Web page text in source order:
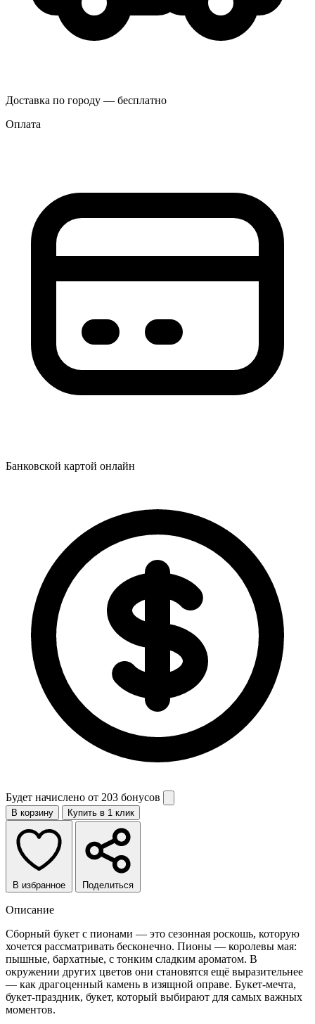
Доставка по городу — бесплатно
Оплата
Банковской картой онлайн
Будет начислено от 203 бонусов
В корзину Купить в 1 клик
В избранное Поделиться
Описание
Сборный букет с пионами — это сезонная роскошь, которую
хочется рассматривать бесконечно. Пионы — королевы мая:
пышные, бархатные, с тонким сладким ароматом. В
окружении других цветов они становятся ещё выразительнее
— как драгоценный камень в изящной оправе. Букет-мечта,
букет-праздник, букет, который выбирают для самых важных
моментов.